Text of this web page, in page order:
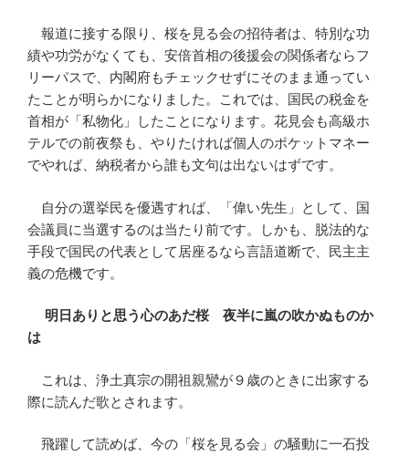
報道に接する限り、桜を見る会の招待者は、特別な功
績や功労がなくても、安倍首相の後援会の関係者ならフ
リーパスで、内閣府もチェックせずにそのまま通ってい
たことが明らかになりました。これでは、国民の税金を
首相が「私物化」したことになります。花見会も高級ホ
テルでの前夜祭も、やりたければ個人のポケットマネー
でやれば、納税者から誰も文句は出ないはずです。
自分の選挙民を優遇すれば、「偉い先生」として、国
会議員に当選するのは当たり前です。しかも、脱法的な
手段で国民の代表として居座るなら言語道断で、民主主
義の危機です。
明日ありと思う心のあだ桜 夜半に嵐の吹かぬものか
は
これは、浄土真宗の開祖親鸞が９歳のときに出家する
際に読んだ歌とされます。
飛躍して読めば、今の「桜を見る会」の騒動に一石投